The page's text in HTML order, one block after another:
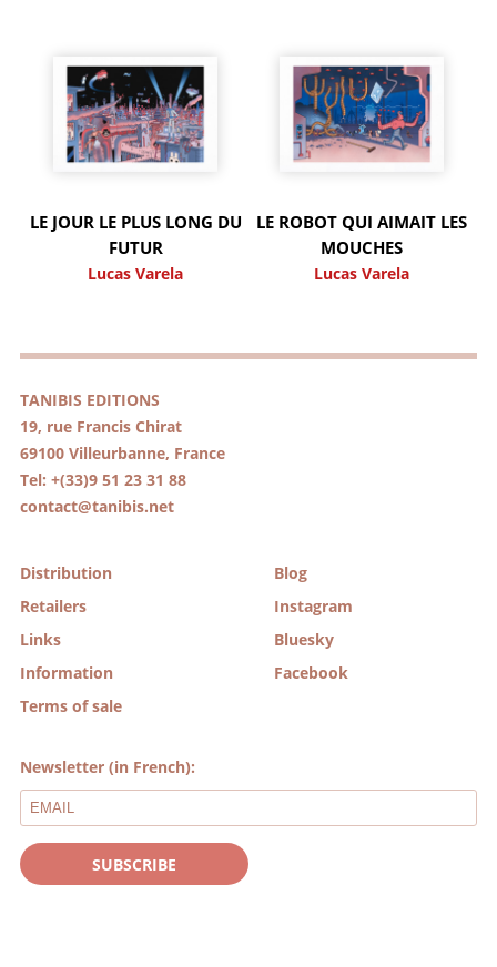
LE JOUR LE PLUS LONG DU
FUTUR
Lucas Varela
LE ROBOT QUI AIMAIT LES
MOUCHES
Lucas Varela
TANIBIS EDITIONS
19, rue Francis Chirat
69100 Villeurbanne, France
Tel: +(33)9 51 23 31 88
contact@tanibis.net
Distribution
Retailers
Links
Information
Terms of sale
Blog
Instagram
Bluesky
Facebook
Newsletter (in French):
SUBSCRIBE